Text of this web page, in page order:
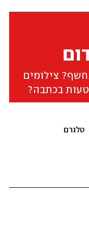
צילומים
בכתבה?
טלגרם